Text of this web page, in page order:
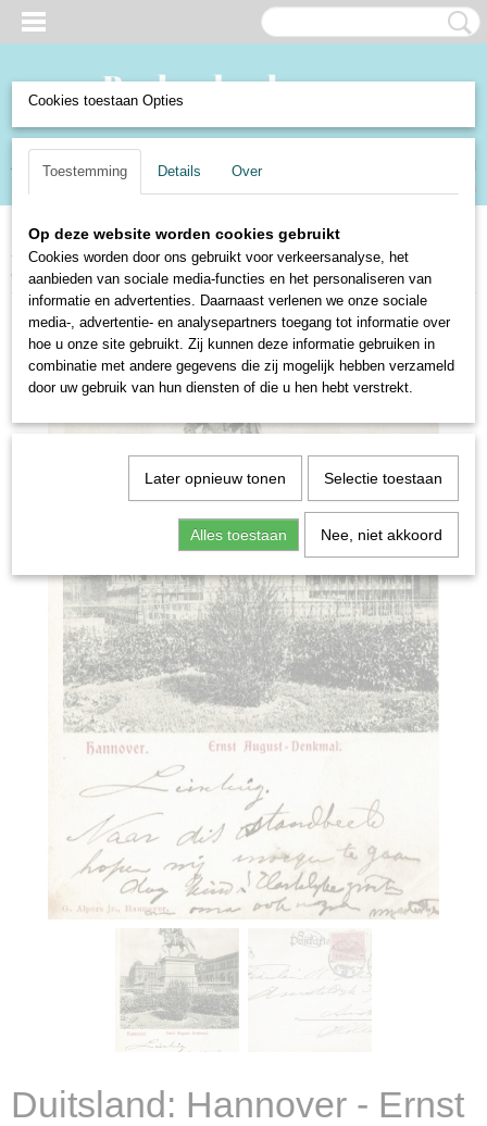
Inloggen Registreren
(0)
Home>Verzamelen en Curiosa>Verzamelen>Ansichtkaarten>
en dorpen Buitenland>Duitsland: Hannover - Ernst August-Denkmal
Duitsland: Hannover - Ernst
Cookies toestaan Opties
Toestemming Details Over
Op deze website worden cookies gebruikt
Cookies worden door ons gebruikt voor verkeersanalyse, het
aanbieden van sociale media-functies en het personaliseren van
informatie en advertenties. Daarnaast verlenen we onze sociale
media-, advertentie- en analysepartners toegang tot informatie over
hoe u onze site gebruikt. Zij kunnen deze informatie gebruiken in
combinatie met andere gegevens die zij mogelijk hebben verzameld
door uw gebruik van hun diensten of die u hen hebt verstrekt.
Later opnieuw tonen Selectie toestaan
Alles toestaan Nee, niet akkoord